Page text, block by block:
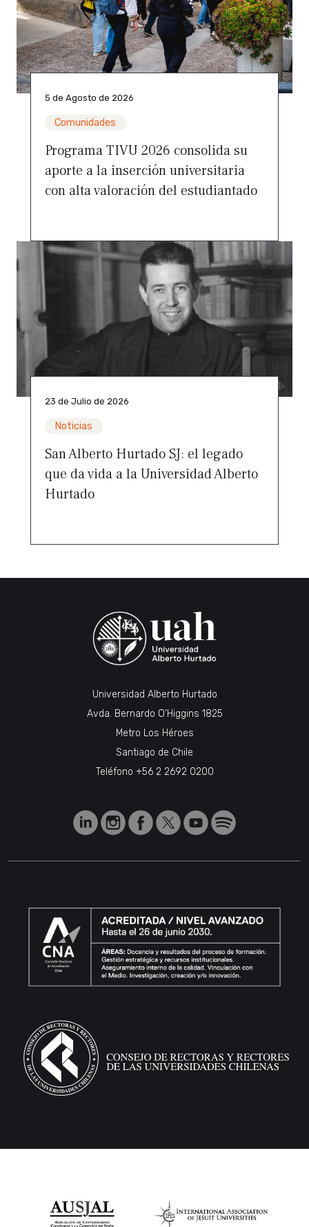
5 de Agosto de 2026
Comunidades
Programa TIVU 2026 consolida su
aporte a la inserción universitaria
con alta valoración del estudiantado
23 de Julio de 2026
Noticias
San Alberto Hurtado SJ: el legado
que da vida a la Universidad Alberto
Hurtado
Universidad Alberto Hurtado
Avda. Bernardo O’Higgins 1825
Metro Los Héroes
Santiago de Chile
Teléfono +56 2 2692 0200